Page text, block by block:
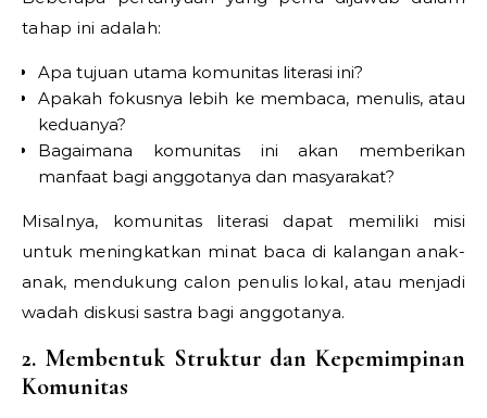
tahap ini adalah:
Apa tujuan utama komunitas literasi ini?
Apakah fokusnya lebih ke membaca, menulis, atau
keduanya?
Bagaimana komunitas ini akan memberikan
manfaat bagi anggotanya dan masyarakat?
Misalnya, komunitas literasi dapat memiliki misi
untuk meningkatkan minat baca di kalangan anak-
anak, mendukung calon penulis lokal, atau menjadi
wadah diskusi sastra bagi anggotanya.
2. Membentuk Struktur dan Kepemimpinan
Komunitas